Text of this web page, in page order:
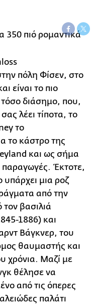
πόλη Φίσεν, στο
είναι το πιο
διάσημο, που,
λέει τίποτα, το
το
το κάστρο της
και ως σήμα
παραγωγές. Έκτοτε,
υπάρχει μια ροζ
από την
βασιλιά
1886) και
Βάγκνερ, του
θαυμαστής και
χρόνια. Μαζί με
θέλησε να
από τις όπερες
παλάτι